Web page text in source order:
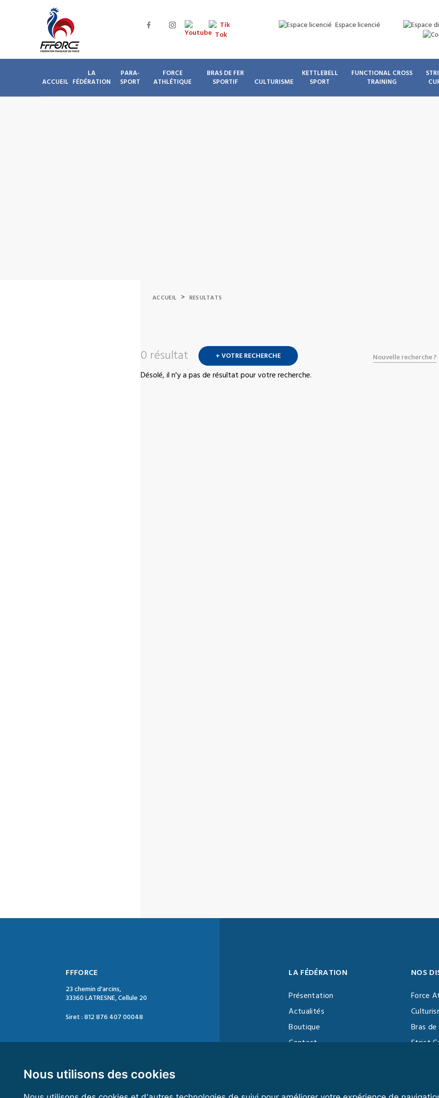
Nous utilisons des cookies
Espace licencié
ACCUEIL
LA
FÉDÉRATION
PARA-
SPORT
FORCE
ATHLÉTIQUE
BRAS DE FER
SPORTIF
CULTURISME
KETTLEBELL
SPORT
FUNCTIONAL CROSS
TRAINING
ACCUEIL > RESULTATS
0 résultat + VOTRE RECHERCHE Nouvelle recherche ?
Désolé, il n'y a pas de résultat pour votre recherche.
FFFORCE
23 chemin d'arcins,
33360 LATRESNE, Cellule 20
Siret : 812 876 407 00048
Mail : contact@ffforce.fr
LA FÉDÉRATION
Présentation
Actualités
Boutique
Contact
NOS
Force
Bras
Strict